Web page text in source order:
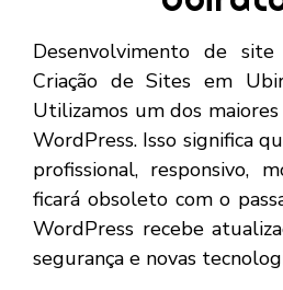
Desenvolvimento de
Criação de Sites em
Utilizamos um dos maiores
WordPress. Isso significa
profissional, responsivo,
ficará obsoleto com o
WordPress recebe
segurança e novas